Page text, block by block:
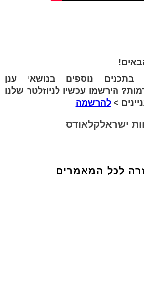
בתכנים נוספים בנושאי ענן
הירשמו עכשיו לניוזלטר שלנו
>להרשמה
ישראלקלאודס
לכל המאמרים